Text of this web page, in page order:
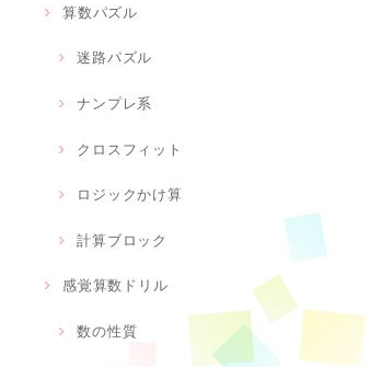
算数パズル
迷路パズル
ナンプレ系
クロスフィット
ロジックかけ算
計算ブロック
感覚算数ドリル
数の性質